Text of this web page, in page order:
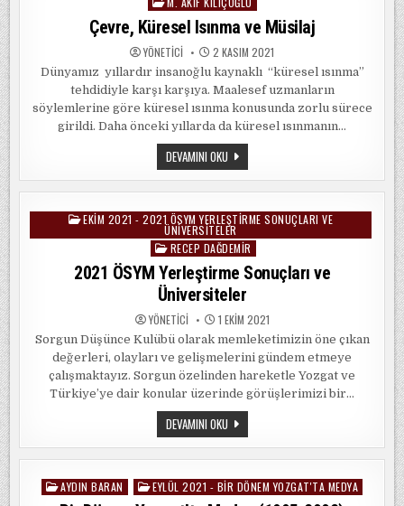
Çevre, Küresel Isınma ve Müsilaj
YÖNETICI 2 KASIM 2021
Dünyamız yıllardır insanoğlu kaynaklı “küresel ısınma”
tehdidiyle karşı karşıya. Maalesef uzmanların
söylemlerine göre küresel ısınma konusunda zorlu sürece
girildi. Daha önceki yıllarda da küresel ısınmanın…
DEVAMINI OKUÇEVRE,
KÜRESEL
ISINMA
VE
Posted
in
EKIM 2021 - 2021 ÖSYM YERLEŞTIRME SONUÇLARI VE
ÜNIVERSITELER
RECEP DAĞDEMIR
2021 ÖSYM Yerleştirme Sonuçları ve
Üniversiteler
YÖNETICI 1 EKIM 2021
Sorgun Düşünce Kulübü olarak memleketimizin öne çıkan
değerleri, olayları ve gelişmelerini gündem etmeye
çalışmaktayız. Sorgun özelinden hareketle Yozgat ve
Türkiye’ye dair konular üzerinde görüşlerimizi bir…
DEVAMINI OKU2021
ÖSYM
YERLEŞTIRME
SONUÇLARI
ÜNIVERSITELER
Posted
AYDIN BARAN EYLÜL 2021 - BIR DÖNEM YOZGAT'TA MEDYA